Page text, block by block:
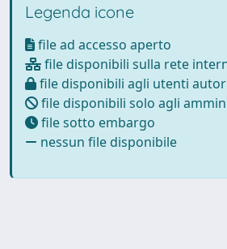
Legenda icone
file ad accesso aperto
file disponibili sulla rete
file disponibili agli utenti
file disponibili solo agli
file sotto embargo
nessun file disponibile